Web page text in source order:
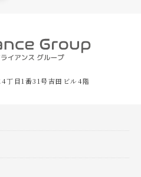
丁目1番31号吉田ビル4階